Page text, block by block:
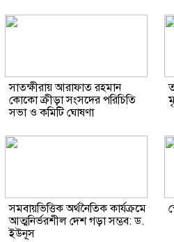
সাতক্ষীরায় আরাফাত রহমান
কোকো ক্রীড়া সংসদের পরিচিতি
সভা ও কমিটি ঘোষণা
সমবায়ভিত্তিক অর্থনৈতিক কার্যক্রমে
আত্মনির্ভরশীল দেশ গড়া সম্ভব: ড.
ইউনূস